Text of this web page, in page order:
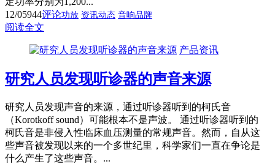
12/05944评论功放 资讯动态 音响品牌
阅读全文
产品资讯
研究人员发现听诊器的声音来源
研究人员发现声音的来源，通过听诊器听到的柯氏音
（Korotkoff sound）可能根本不是声波。 通过听诊器听到的
柯氏音是非侵入性临床血压测量的常规声音。然而，自从这
些声音被发现以来的一个多世纪里，科学家们一直在争论是
什么产生了这些声音。...